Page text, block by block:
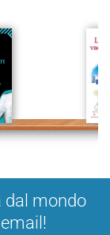
dal mondo